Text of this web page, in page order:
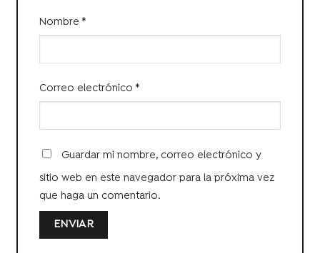
Nombre *
Correo electrónico *
Guardar mi nombre, correo electrónico y
sitio web en este navegador para la próxima vez
que haga un comentario.